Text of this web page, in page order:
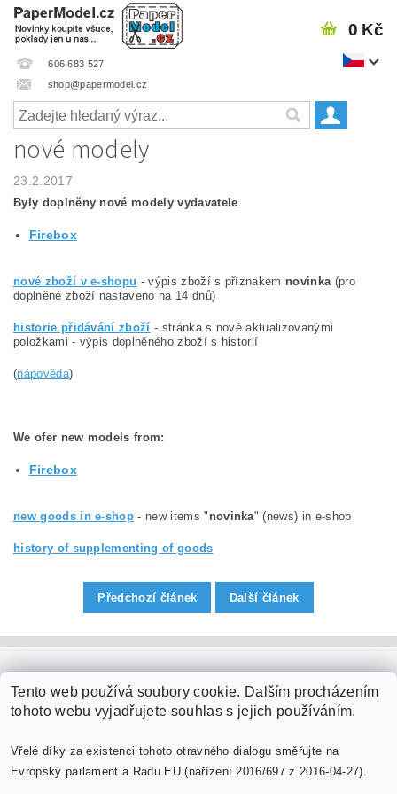
606 683 527
shop@papermodel.cz
0 Kč
nové modely
23.2.2017
Byly doplněny nové modely vydavatele
Firebox
nové zboží v e-shopu - výpis zboží s příznakem novinka(pro
doplněné zboží nastaveno na 14 dnů)
historie přidávání zboží - stránka s nově aktualizovanými
položkami - výpis doplněného zboží s historií
(nápověda)
We ofer new modelsfrom:
Firebox
new goods in e-shop - new items " novinka" (news) in e-shop
history of supplementing of goods
Předchozí článek Další článek
Tento web používá soubory cookie. Dalším procházením
tohoto webu vyjadřujete souhlas s jejich používáním.
Vřelé díky za existenci tohoto otravného dialogu směřujte na
Evropský parlament a Radu EU (nařízení 2016/697 z 2016-04-27).